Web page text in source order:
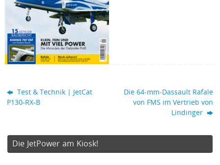
Test & Technik | JetCat
P130-RX-B
Die 64-mm-Dassault Rafale
von FMS im Vertrieb von
Lindinger
Die JetPower am Kiosk!